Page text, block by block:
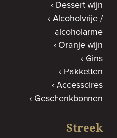
Dessert wijn
Alcoholvrije /
alcoholarme
Oranje wijn
Gins
Pakketten
Accessoires
Geschenkbonnen
Streek